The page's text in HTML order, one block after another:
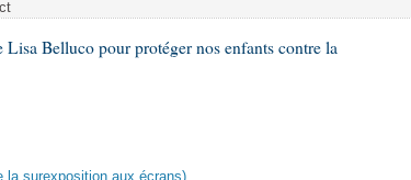
Belluco pour protéger nos enfants contre la
la surexposition aux écrans)